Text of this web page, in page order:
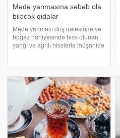
Mədə yanmasına səbəb ola
biləcək qidalar
Mədə yanması döş qəfəsində və
boğaz nahiyəsində hiss olunan
yanğı və ağrılı hisslərlə müşahidə
fermentlərin mədədən yuxarıda
yerləşən qid